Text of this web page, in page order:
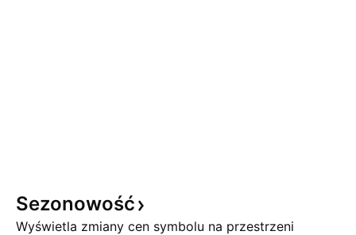
Sezonowość
Wyświetla zmiany cen symbolu na przestrzeni